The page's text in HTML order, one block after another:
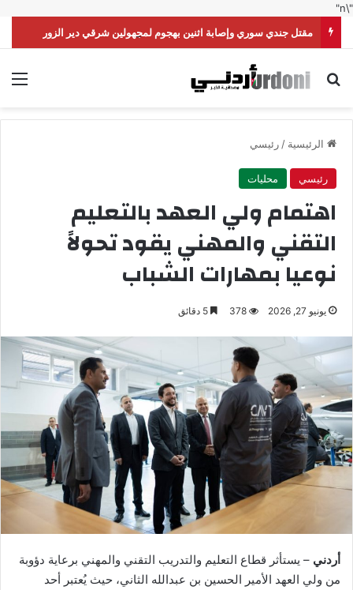
"\n"
مقتل جندي سوري وإصابة اثنين بهجوم لمجهولين شرقي دير الزور
بحث عن
الرئيسية /رئيسي
رئيسي محليات
اهتمام ولي العهد بالتعليم
التقني والمهني يقود تحولاً
نوعيا بمهارات الشباب
يونيو 27, 2026 378
أردني – يستأثر قطاع التعليم والتدريب التقني والمهني برعاية دؤوبة
من ولي العهد الأمير الحسين بن عبدالله الثاني، حيث يُعتبر أحد